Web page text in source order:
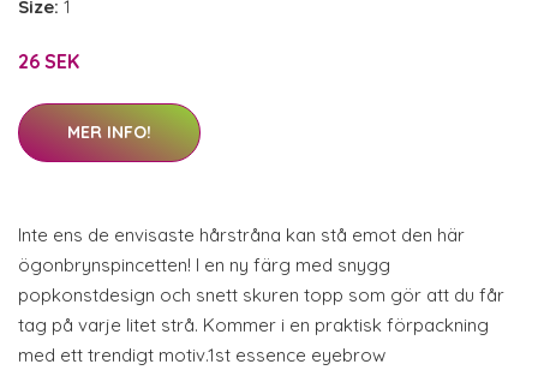
Size: 1
26 SEK
MER INFO!
Inte ens de envisaste hårstråna kan stå emot den här
ögonbrynspincetten! I en ny färg med snygg
popkonstdesign och snett skuren topp som gör att du får
tag på varje litet strå. Kommer i en praktisk förpackning
med ett trendigt motiv.1st essence eyebrow